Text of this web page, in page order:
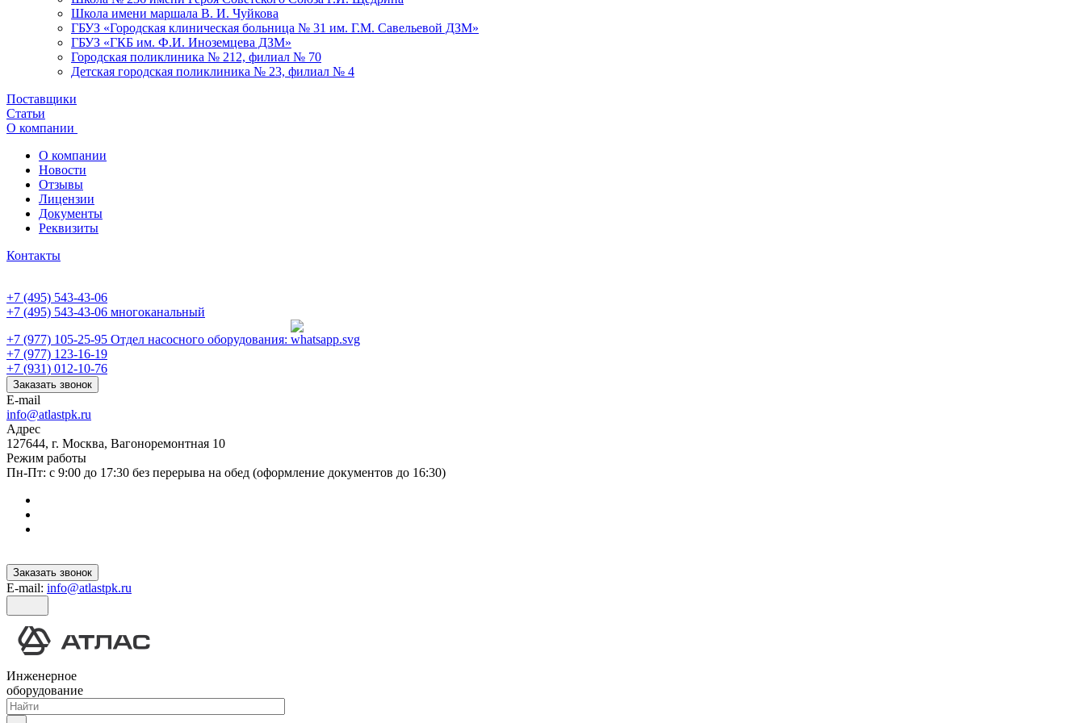
Школа имени маршала В. И. Чуйкова
ГБУЗ «Городская клиническая больница № 31 им. Г.М. Савельевой ДЗМ»
ГБУЗ «ГКБ им. Ф.И. Иноземцева ДЗМ»
Городская поликлиника № 212, филиал № 70
Детская городская поликлиника № 23, филиал № 4
Поставщики
Статьи
О компании
О компании
Новости
Отзывы
Лицензии
Документы
Реквизиты
Контакты
+7 (495) 543-43-06
+7 (495) 543-43-06 многоканальный
+7 (977) 105-25-95 Отдел насосного оборудования:
+7 (977) 123-16-19
+7 (931) 012-10-76
Заказать звонок
E-mail
info@atlastpk.ru
Адрес
127644, г. Москва, Вагоноремонтная 10
Режим работы
Пн-Пт: с 9:00 до 17:30 без перерыва на обед (оформление документов до 16:30)
Заказать звонок
E-mail: info@atlastpk.ru
Инженерное
оборудование